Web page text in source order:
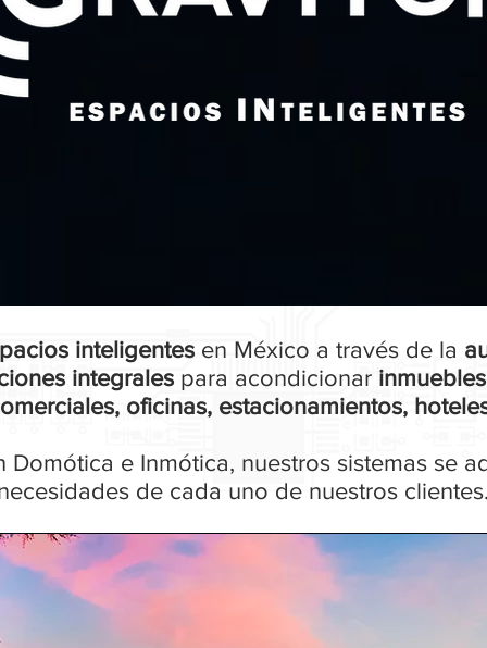
inteligentesen México a través de la
integrales para acondicionar
oficinas, estacionamientos,
e Inmótica, nuestros sistemas se
de cada uno de nuestros